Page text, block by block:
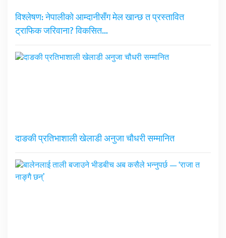
विश्लेषण: नेपालीको आम्दानीसँग मेल खान्छ त प्रस्तावित
ट्राफिक जरिवाना? विकसित…
दाङकी प्रतिभाशाली खेलाडी अनुजा चौधरी सम्मानित